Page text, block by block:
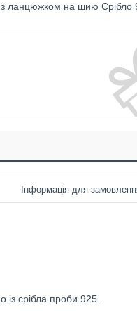
з ланцюжком на шию Срібло
Інформація для
із срібла проби 925.